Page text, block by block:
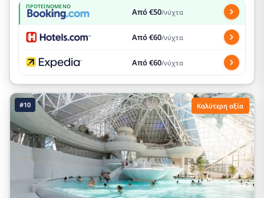
ΠΡΟΤΕΙΝΌΜΕΝΟ Από €50/νύχτα
Από €60/νύχτα
Από €60/νύχτα
#10 Καλύτερη αξία